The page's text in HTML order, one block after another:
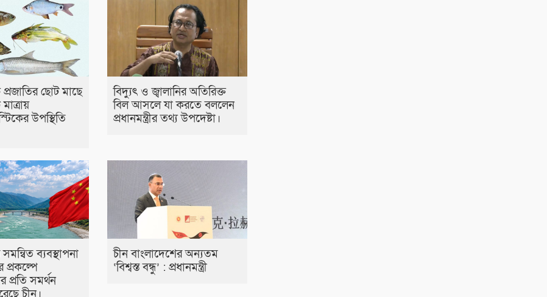
ছোট মাছে
উপস্থিতি
বিদ্যুৎ ও জ্বালানির অতিরিক্ত
বিল আসলে যা করতে বললেন
প্রধানমন্ত্রীর তথ্য উপদেষ্টা।
ব্যবস্থাপনা
প্রকল্পে
প্রতি সমর্থন
চীন বাংলাদেশের অন্যতম
‘বিশ্বস্ত বন্ধু’ : প্রধানমন্ত্রী